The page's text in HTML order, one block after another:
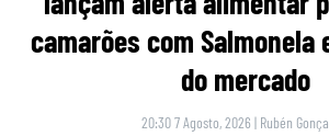
camarões com
do mercado
20:30 7 Agosto, 2026 | Rubén